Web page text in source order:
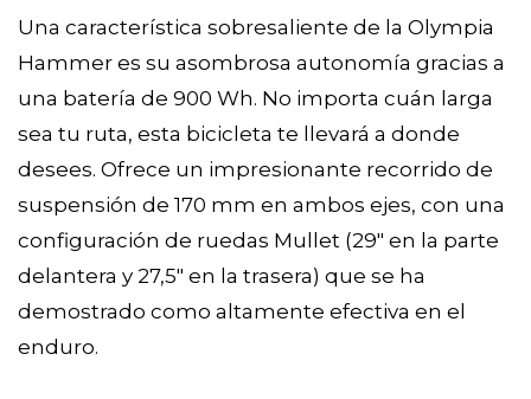
Una característica sobresaliente de la Olympia
Hammer es su asombrosa autonomía gracias a
una batería de 900 Wh. No importa cuán larga
sea tu ruta, esta bicicleta te llevará a donde
desees. Ofrece un impresionante recorrido de
suspensión de 170 mm en ambos ejes, con una
configuración de ruedas Mullet (29" en la parte
delantera y 27,5" en la trasera) que se ha
demostrado como altamente efectiva en el
enduro.